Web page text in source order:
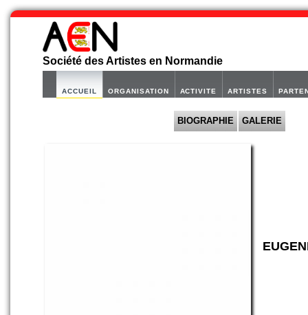
Société des Artistes en Normandie
ACCUEIL ORGANISATION ACTIVITE ARTISTES
BIOGRAPHIE GALERIE